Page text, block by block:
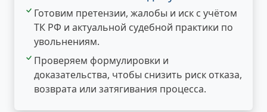
Готовим претензии, жалобы и иск с учётом
ТК РФ и актуальной судебной практики по
увольнениям.
Проверяем формулировки и
доказательства, чтобы снизить риск отказа,
возврата или затягивания процесса.